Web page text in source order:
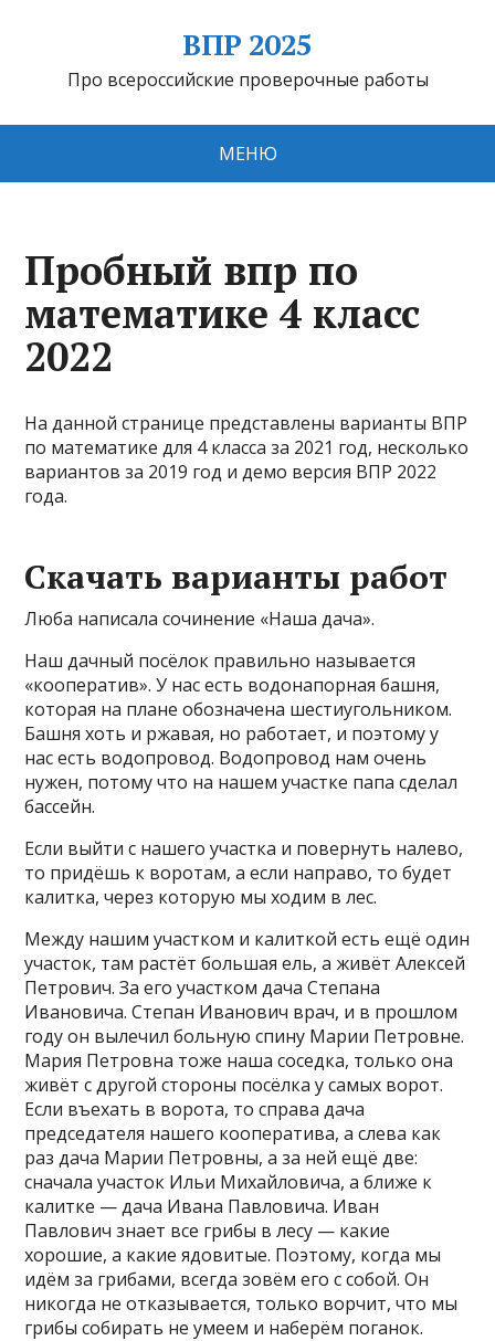
ВПР 2025
Про всероссийские проверочные работы
МЕНЮ
Пробный впр по
математике 4 класс
2022
На данной странице представлены варианты ВПР
по математике для 4 класса за 2021 год, несколько
вариантов за 2019 год и демо версия ВПР 2022
года.
Скачать варианты работ
Люба написала сочинение «Наша дача».
Наш дачный посёлок правильно называется
«кооператив». У нас есть водонапорная башня,
которая на плане обозначена шестиугольником.
Башня хоть и ржавая, но работает, и поэтому у
нас есть водопровод. Водопровод нам очень
нужен, потому что на нашем участке папа сделал
бассейн.
Если выйти с нашего участка и повернуть налево,
то придёшь к воротам, а если направо, то будет
калитка, через которую мы ходим в лес.
Между нашим участком и калиткой есть ещё один
участок, там растёт большая ель, а живёт Алексей
Петрович. За его участком дача Степана
Ивановича. Степан Иванович врач, и в прошлом
году он вылечил больную спину Марии Петровне.
Мария Петровна тоже наша соседка, только она
живёт с другой стороны посёлка у самых ворот.
Если въехать в ворота, то справа дача
председателя нашего кооператива, а слева как
раз дача Марии Петровны, а за ней ещё две:
сначала участок Ильи Михайловича, а ближе к
калитке — дача Ивана Павловича. Иван
Павлович знает все грибы в лесу — какие
хорошие, а какие ядовитые. Поэтому, когда мы
идём за грибами, всегда зовём его с собой. Он
никогда не отказывается, только ворчит, что мы
грибы собирать не умеем и наберём поганок.